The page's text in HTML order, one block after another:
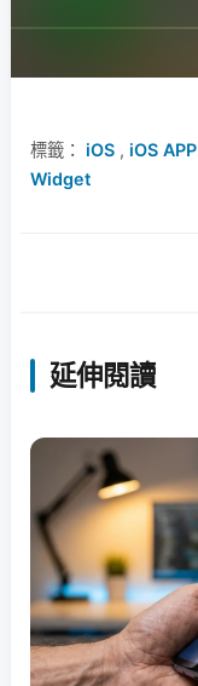
標籤： iOS , iOS APP
Widget
延伸閱讀